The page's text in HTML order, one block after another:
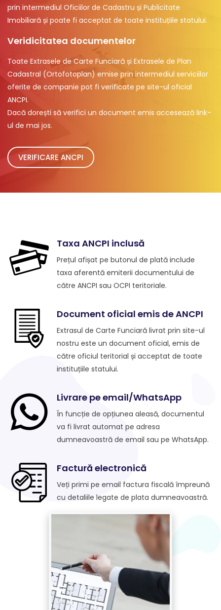
prin intermediul Oficiilor de Cadastru și Publicitate
Imobiliară și poate fi acceptat de toate instituțiile statului.
Veridicitatea documentelor
Toate Extrasele de Carte Funciară și Extrasele de Plan
Cadastral (Ortofotoplan) emise prin intermediul serviciilor
oferite de companie pot fi verificate pe site-ul oficial
ANCPI.
Dacă dorești să verifici un document emis accesează link-
ul de mai jos.
VERIFICARE ANCPI
Taxa ANCPI inclusă
Prețul afișat pe butonul de plată include
taxa aferentă emiterii documentului de
către ANCPI sau OCPI teritoriale.
Document oficial emis de ANCPI
Extrasul de Carte Funciară livrat prin site-ul
nostru este un document oficial, emis de
către oficiul teritorial și acceptat de toate
instituțiile statului.
Livrare pe email/WhatsApp
În funcție de opțiunea aleasă, documentul
va fi livrat automat pe adresa
dumneavoastră de email sau pe WhatsApp.
Factură electronică
Veți primi pe email factura fiscală împreună
cu detaliile legate de plata dumneavoastră.